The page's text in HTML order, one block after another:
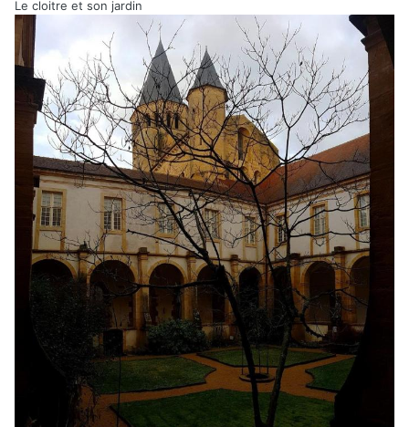
Le cloitre et son jardin